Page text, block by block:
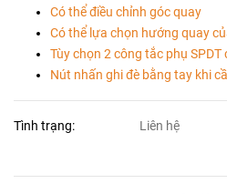
Có thể điều chỉnh góc quay
Có thể lựa chọn hướng quay
Tùy chọn 2 công tắc phụ SPDT
Nút nhấn ghi đè bằng tay khi
Tình trạng: Liên hệ